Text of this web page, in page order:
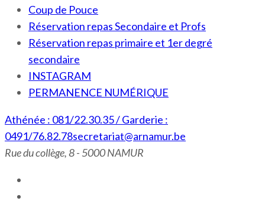
Coup de Pouce
Réservation repas Secondaire et Profs
Réservation repas primaire et 1er degré
secondaire
INSTAGRAM
PERMANENCE NUMÉRIQUE
Athénée : 081/22.30.35 / Garderie :
0491/76.82.78secretariat@arnamur.be
Rue du collège, 8 - 5000 NAMUR